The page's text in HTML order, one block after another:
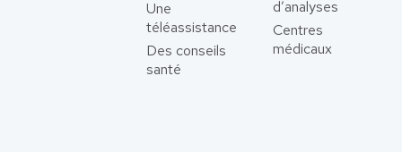
Une
téléassistance
Des conseils
santé
d’analyses
Centres
médicaux